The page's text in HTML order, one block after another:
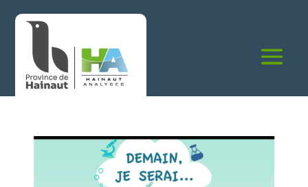
content